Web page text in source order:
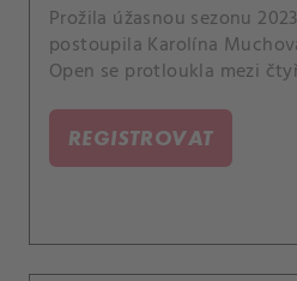
Prožila úžasnou sezonu
postoupila Karolína
Open se protloukla mezi
REGISTROVAT